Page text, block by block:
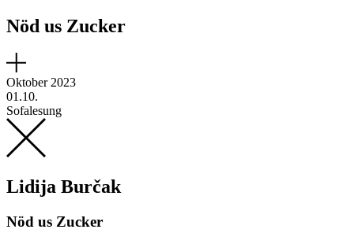
Nöd us Zucker
Oktober 2023
01.10.
Sofalesung
Lidija Burčak
Nöd us Zucker